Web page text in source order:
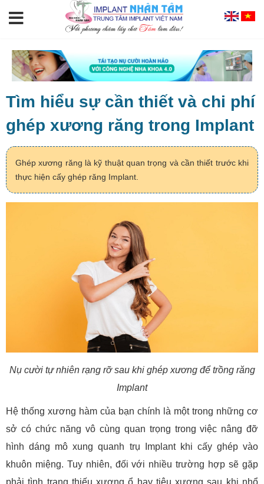
Tìm hiểu sự cần thiết và chi phí
ghép xương răng trong Implant
Ghép xương răng là kỹ thuật quan trọng và cần thiết trước khi
thực hiện cấy ghép răng Implant.
Nụ cười tự nhiên rạng rỡ sau khi ghép xương để trồng răng
Implant
Hệ thống xương hàm của bạn chính là một trong những cơ
sở có chức năng vô cùng quan trọng trong việc nâng đỡ
hình dáng mô xung quanh trụ Implant khi cấy ghép vào
khuôn miệng. Tuy nhiên, đối với nhiều trường hợp sẽ gặp